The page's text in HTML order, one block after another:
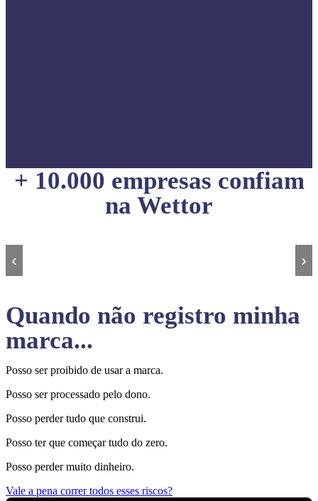
+ 10.000 empresas confiam
na Wettor
‹ ›
Quando não registro minha
marca...
Posso ser proibido de usar a marca.
Posso ser processado pelo dono.
Posso perder tudo que construi.
Posso ter que começar tudo do zero.
Posso perder muito dinheiro.
Vale a pena correr todos esses riscos?